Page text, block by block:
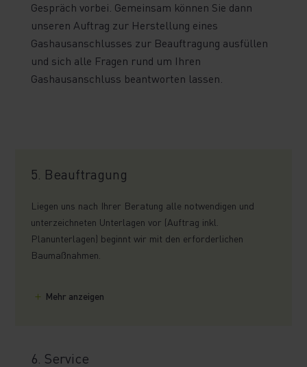
Gespräch vorbei. Gemeinsam können Sie dann
unseren Auftrag zur Herstellung eines
Gashausanschlusses zur Beauftragung ausfüllen
und sich alle Fragen rund um Ihren
Gashausanschluss beantworten lassen.
5. Beauftragung
Liegen uns nach Ihrer Beratung alle notwendigen und
unterzeichneten Unterlagen vor (Auftrag inkl.
Planunterlagen) beginnt wir mit den erforderlichen
Baumaßnahmen.
Mehr anzeigen
6. Service